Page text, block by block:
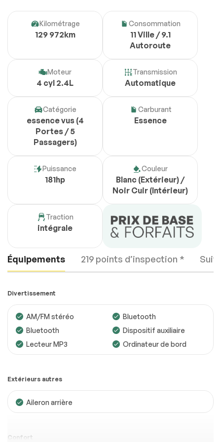
Kilométrage
129 972km
Consommation
11 Ville / 9.1
Autoroute
Moteur
4 cyl 2.4L
Transmission
Automatique
Catégorie
essence vus (4
Portes / 5
Passagers)
Carburant
Essence
Puissance
181hp
Couleur
Blanc (Extérieur) /
Noir Cuir (Intérieur)
Traction
intégrale
Équipements 219 points d’inspection *
Transmission Conforme
Système électrique
Accessoires
Éclairage Conforme
Divertissement
AM/FM stéréo
Bluetooth
Bluetooth
Dispositif auxiliaire
Lecteur MP3
Ordinateur de bord
Extérieurs autres
Aileron arrière
Confort